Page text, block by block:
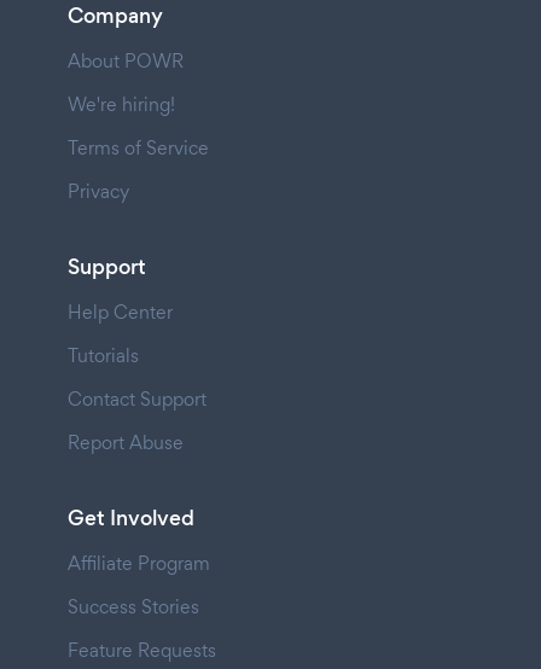
Company
About POWR
We're hiring!
Terms of Service
Privacy
Support
Help Center
Tutorials
Contact Support
Report Abuse
Get Involved
Affiliate Program
Success Stories
Feature Requests